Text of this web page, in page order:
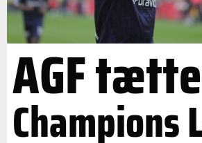
AGF
Champions